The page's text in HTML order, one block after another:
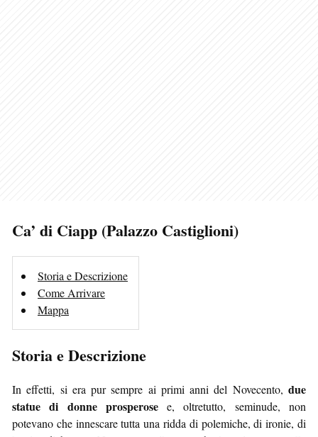
Ca’ di Ciapp (Palazzo Castiglioni)
Storia e Descrizione
Come Arrivare
Mappa
Storia e Descrizione
In effetti, si era pur sempre ai primi anni del Novecento, due
statue di donne prosperosee, oltretutto, seminude, non
potevano che innescare tutta una ridda di polemiche, di ironie, di